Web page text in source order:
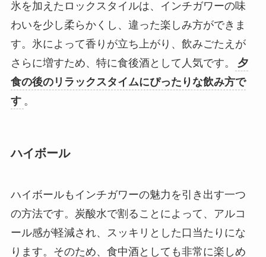
氷を加えたロックスタイルは、インチガワーの味
わいを少し柔らかくし、違った楽しみ方ができま
す。氷によって香りが立ち上がり、飲みごたえが
さらに増すため、特に食後酒として人気です。
夕
食の後のリラックスタイムにぴったりな飲み方で
す 。
ハイボール
ハイボールもインチガワーの魅力を引き出す一つ
の方法です。炭酸水で割ることによって、アルコ
ール感が軽減され、スッキリとした口当たりにな
ります。そのため、食中酒としても非常に楽しめ